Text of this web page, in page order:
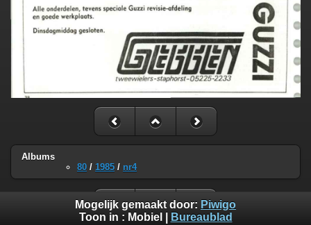
Albums
80 / 1985 / nr4
Mogelijk gemaakt door: Piwigo
Toon in : Mobiel Bureaublad